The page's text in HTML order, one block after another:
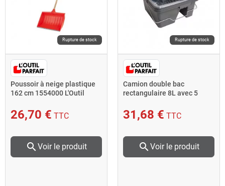
Rupture de stock
Poussoir à neige plastique
162 cm 1554000 L'Outil
26,70 € TTC
search Voir le produit
Rupture de stock
Camion double bac
rectangulaire 8L avec 5
31,68 € TTC
search Voir le produit